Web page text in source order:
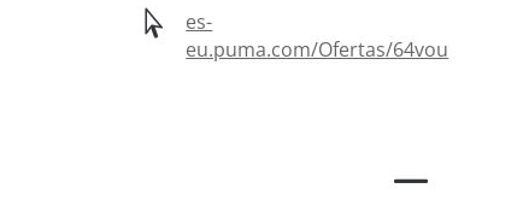

es-
eu.puma.com/Ofertas/64vou